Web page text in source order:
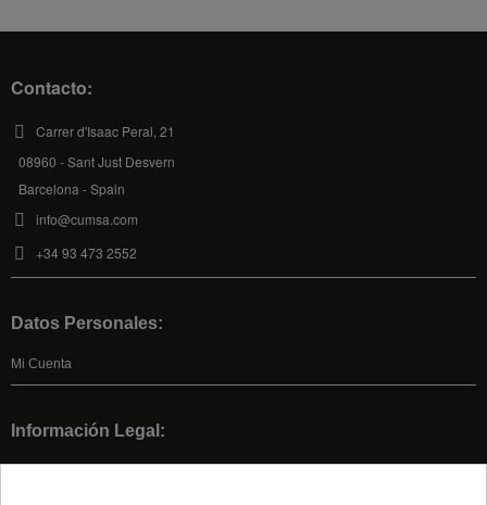
Contacto:
Carrer d'Isaac Peral, 21
08960 - Sant Just Desvern
Barcelona - Spain
info@cumsa.com
+34 93 473 2552
Datos Personales:
Mi Cuenta
Información Legal: